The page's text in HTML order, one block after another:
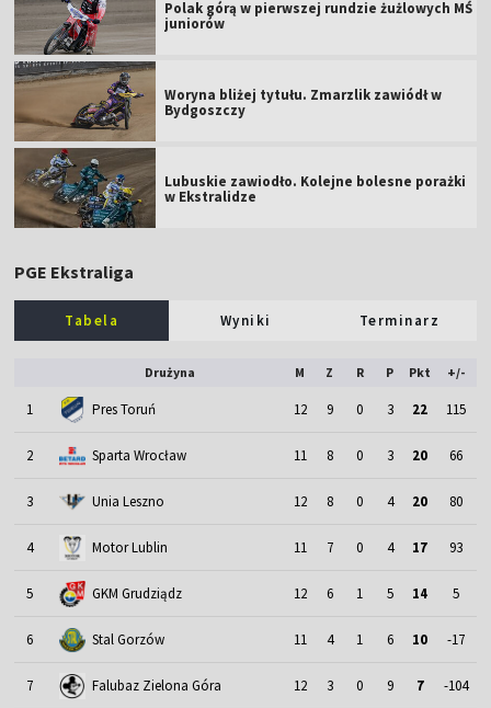
Polak górą w pierwszej rundzie żużlowych MŚ
juniorów
Woryna bliżej tytułu. Zmarzlik zawiódł w
Bydgoszczy
Lubuskie zawiodło. Kolejne bolesne porażki
w Ekstralidze
PGE Ekstraliga
Tabela Wyniki Terminarz
Drużyna M Z R P Pkt +/-
1 Pres Toruń 12 9 0 3 22 115
2 Sparta Wrocław 11 8 0 3 20 66
3 Unia Leszno 12 8 0 4 20 80
4 Motor Lublin 11 7 0 4 17 93
5 GKM Grudziądz 12 6 1 5 14 5
6 Stal Gorzów 11 4 1 6 10 -17
7 Falubaz Zielona Góra 12 3 0 9 7 -104